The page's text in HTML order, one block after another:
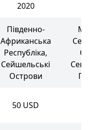
2020
Південно-
Африканська
Республіка,
Сейшельські
Острови
50 USD